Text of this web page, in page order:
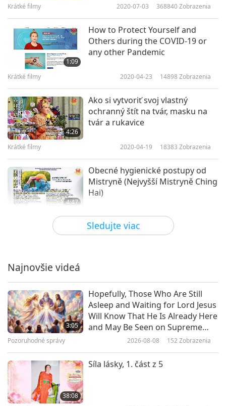
Sledujte viac
Krátké filmy 2020-07-03 368840Zobrazenia
1:09
How to Protect Yourself and
Others during the COVID-19 or
any other Pandemic
Krátké filmy 2020-04-23 14898 Zobrazenia
4:26
Ako si vytvoriť svoj vlastný
ochranný štít na tvár, masku na
tvár a rukavice
Krátké filmy 2020-04-19 18383 Zobrazenia
4:47
Obecné hygienické postupy od
Mistryně (Nejvyšší Mistryně Ching
Hai)
2020-04-10 28274
3:00
Citace Nejvyšší Mistryně Ching
Hai: Každý si uvědomí, že zabíjení
je špatné
Najnovšie videá
3:05
Hopefully, Those Who Are Still
Asleep and Waiting for Lord Jesus
Will Know That He Is Already Here
and May Be Seen on Supreme
Master Television
Pozoruhodné správy 2026-08-08 152 Zobrazenia
38:08
Síla lásky, 1. část z 5